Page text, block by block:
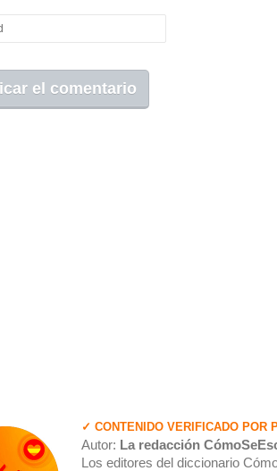
✓ CONTENIDO VERIFICADO POR
Autor: La redacción
Los editores del diccionario